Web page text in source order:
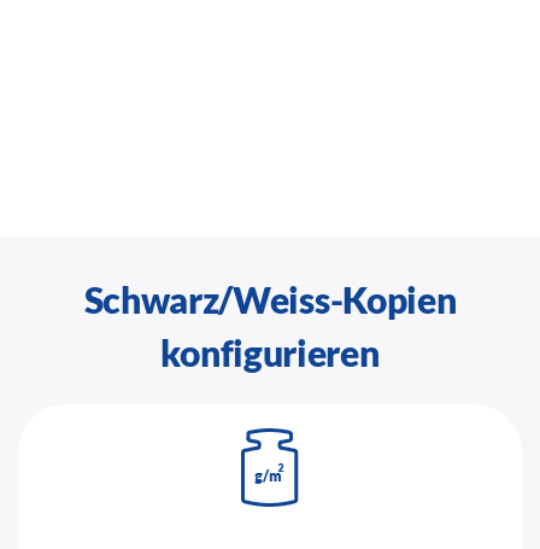
Schwarz/Weiss-Kopien
konfigurieren